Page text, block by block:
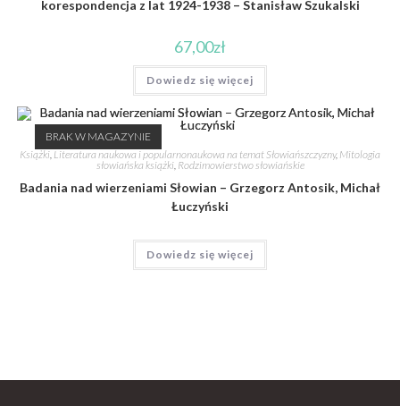
korespondencja z lat 1924-1938 – Stanisław Szukalski
67,00zł
Dowiedz się więcej
BRAK W MAGAZYNIE
Książki, Literatura naukowa i popularnonaukowa na temat Słowiańszczyzny, Mitologia
słowiańska książki, Rodzimowierstwo słowiańskie
Badania nad wierzeniami Słowian – Grzegorz Antosik, Michał
Łuczyński
Dowiedz się więcej